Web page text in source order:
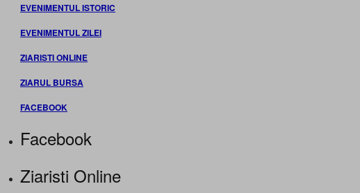
EVENIMENTUL ISTORIC
EVENIMENTUL ZILEI
ZIARISTI ONLINE
ZIARUL BURSA
FACEBOOK
Facebook
Ziaristi Online